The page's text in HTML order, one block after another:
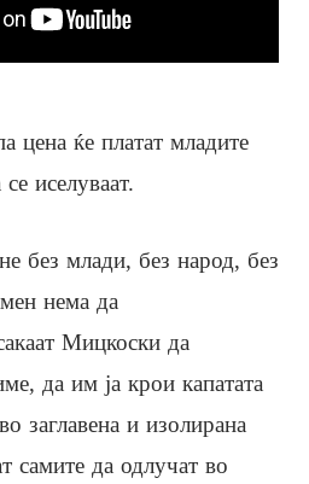
цена ќе платат младите
иселуваат.
без млади, без народ, без
нема да
Мицкоски да
да им ја крои капатата
заглавена и изолирана
самите да одлучат во